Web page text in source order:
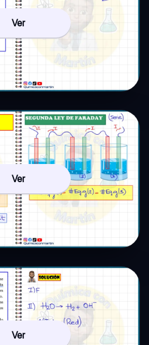
Ver
Ver
Ver